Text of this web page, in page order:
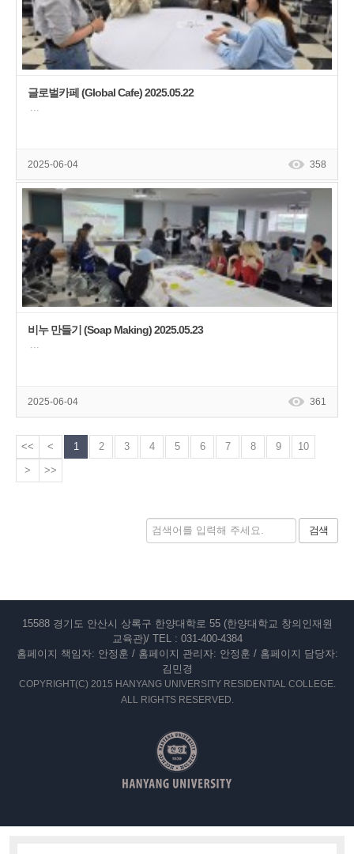
글로벌카페 (Global Cafe) 2025.05.22
···
2025-06-04 358
비누 만들기 (Soap Making) 2025.05.23
···
2025-06-04 361
<< < 1 2 3 4 5 6 7 8 9
10
>
>>
검색
15588 경기도 안산시 상록구 한양대학로 55 (한양대학교 창의인재원
교육관)/ TEL : 031-400-4384
홈페이지 책임자: 안정훈 / 홈페이지 관리자: 안정훈 / 홈페이지 담당자:
김민경
COPYRIGHT(C) 2015 HANYANG UNIVERSITY RESIDENTIAL COLLEGE.
ALL RIGHTS RESERVED.